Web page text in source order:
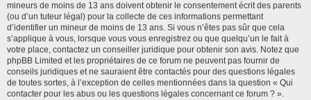
mineurs de moins de 13 ans doivent obtenir le consentement écrit des parents
(ou d’un tuteur légal) pour la collecte de ces informations permettant
d’identifier un mineur de moins de 13 ans. Si vous n’êtes pas sûr que cela
s’applique à vous, lorsque vous vous enregistrez ou que quelqu’un le fait à
votre place, contactez un conseiller juridique pour obtenir son avis. Notez que
phpBB Limited et les propriétaires de ce forum ne peuvent pas fournir de
conseils juridiques et ne sauraient être contactés pour des questions légales
de toutes sortes, à l’exception de celles mentionnées dans la question « Qui
contacter pour les abus ou les questions légales concernant ce forum ? ».